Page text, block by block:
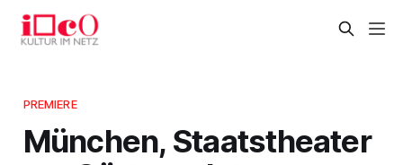
PREMIERE
München, Staatstheater